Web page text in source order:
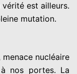
est ailleurs.
mutation.
nucléaire
nos portes. La